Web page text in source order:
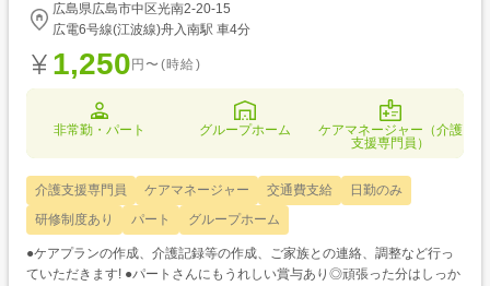
広島県広島市中区光南2-20-15
広電6号線(江波線)舟入南駅 車4分
1,250 円〜(時給)
非常勤・パート グループホーム
ケアマネージャー（介護
支援専門員）
介護支援専門員 ケアマネージャー 交通費支給
日勤のみ
研修制度あり
パート グループホーム
●ケアプランの作成、介護記録等の作成、ご家族との連絡、調整など行っ
ていただきます! ●パートさんにもうれしい賞与あり◎頑張った分はしっか